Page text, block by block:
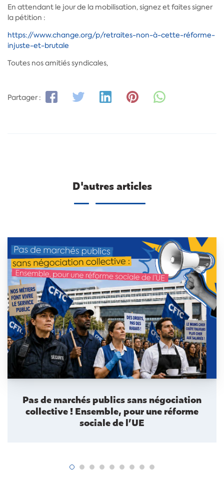
En attendant le jour de la mobilisation, signez et faites signer
la pétition :
https://www.change.org/p/retraites-non-à-cette-réforme-
injuste-et-brutale
Toutes nos amitiés syndicales,
Partager :
D'autres articles
Pas de marchés publics sans négociation
collective ! Ensemble, pour une réforme
sociale de l’UE